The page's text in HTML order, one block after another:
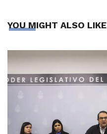
YOU MIGHT ALSO LIKE